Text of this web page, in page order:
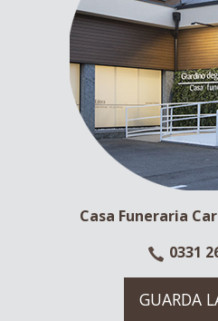
Casa Funeraria
0331
GUARDA